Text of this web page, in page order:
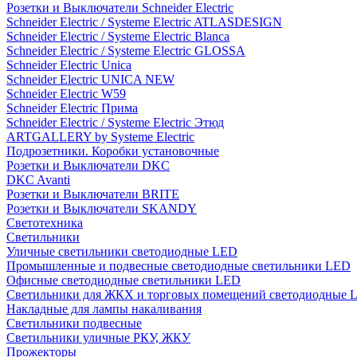
Розетки и Выключатели Schneider Electric
Schneider Electric / Systeme Electric ATLASDESIGN
Schneider Electric / Systeme Electric Blanca
Schneider Electric / Systeme Electric GLOSSA
Schneider Electric Unica
Schneider Electric UNICA NEW
Schneider Electric W59
Schneider Electric Прима
Schneider Electric / Systeme Electric Этюд
ARTGALLERY by Systeme Electric
Подрозетники. Коробки установочные
Розетки и Выключатели DKC
DKC Avanti
Розетки и Выключатели BRITE
Розетки и Выключатели SKANDY
Светотехника
Светильники
Уличные светильники светодиодные LED
Промышленные и подвесные светодиодные светильники LED
Офисные светодиодные светильники LED
Светильники для ЖКХ и торговых помещений светодиодные
Накладные для лампы накаливания
Светильники подвесные
Светильники уличные РКУ, ЖКУ
Прожекторы